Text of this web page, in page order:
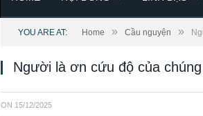
YOU ARE AT: Home » Cầu nguyện »
Người là ơn cứu độ của
ON 15/12/2025